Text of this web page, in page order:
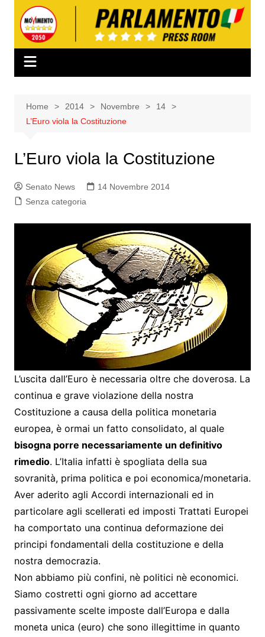
contenuto
Home 2014 Novembre
14
L’Euro viola la Costituzione
L’Euro viola la Costituzione
Senato News
14 Novembre 2014
Senza categoria
L’uscita dall’Euro è necessaria oltre che doverosa. La
continua e grave violazione della nostra
Costituzione a causa della politica monetaria
europea, è ormai un fatto consolidato, al quale
bisogna porre necessariamente un definitivo
rimedio. L’Italia infatti è spogliata della sua
sovranità, prima politica e poi economica/monetaria.
Aver aderito agli Accordi internazionali ed in
particolare agli scellerati ed imposti Trattati Europei
ha comportato una continua deformazione dei
principi fondamentali della costituzione e della
nostra democrazia.
Non abbiamo più confini, nè politici nè economici.
Siamo costretti ogni giorno ad accettare
passivamente scelte imposte dall’Europa e dalla
moneta unica (euro) che sono illegittime in quanto